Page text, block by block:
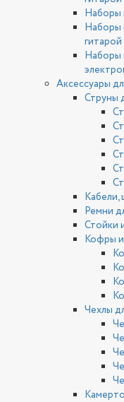
Наборы
Наборы
гитарой
Наборы
Аксессуары
Струны
Кабели,
Ремни
Стойки
Кофры и
Чехлы